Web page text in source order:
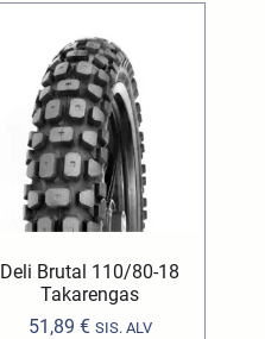
Deli Brutal 110/80-18
Takarengas
51,89 € SIS. ALV